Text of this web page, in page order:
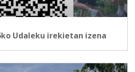
Udaleku irekietan izena